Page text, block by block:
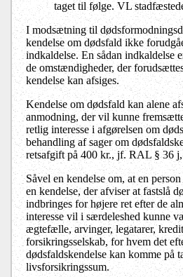
taget til følge. VL
I modsætning til
kendelse om dødsfald ikke
indkaldelse. En sådan indkaldelse
de omstændigheder, der
kendelse kan afsiges.
Kendelse om dødsfald kan alene
anmodning, der vil kunne
retlig interesse i afgørelsen om
behandling af sager om
retsafgift på 400 kr., jf. RAL § 36
Såvel en kendelse om, at en
en kendelse, der afviser at fastslå
indbringes for højere ret efter de
interesse vil i særdeleshed kunne
ægtefælle, arvinger, legatarer,
forsikringsselskab, for hvem det
dødsfaldskendelse kan komme på
livsforsikringssum.